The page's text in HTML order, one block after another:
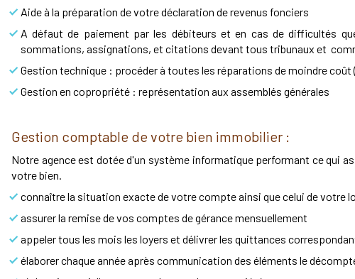
Aide à la préparation de votre déclaration de revenus fonciers
A défaut de paiement par les débiteurs et en cas de difficultés
sommations, assignations, et citations devant tous tribunaux et
Gestion technique : procéder à toutes les réparations de moindre
Gestion en copropriété : représentation aux assemblés générales
Gestion comptable de votre bien immobilier :
Notre agence est dotée d'un système informatique performant ce qui
votre bien.
connaître la situation exacte de votre compte ainsi que celui de votre
assurer la remise de vos comptes de gérance mensuellement
appeler tous les mois les loyers et délivrer les quittances
élaborer chaque année après communication des éléments le